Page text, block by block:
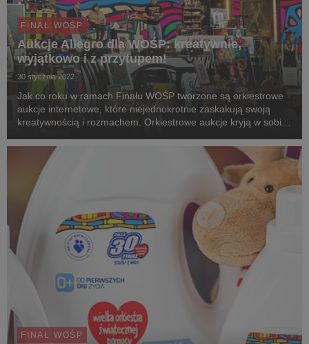
FINAŁ WOŚP
Aukcje Allegro dla WOŚP: kreatywnie,
wyjątkowo i z przytupem!
30 stycznia 2022
Jak co roku w ramach Finału WOŚP tworzone są orkiestrowe
aukcje internetowe, które niejednokrotnie zaskakują swoją
kreatywnością i rozmachem. Orkiestrowe aukcje kryją w sobie
FINAŁ WOŚP